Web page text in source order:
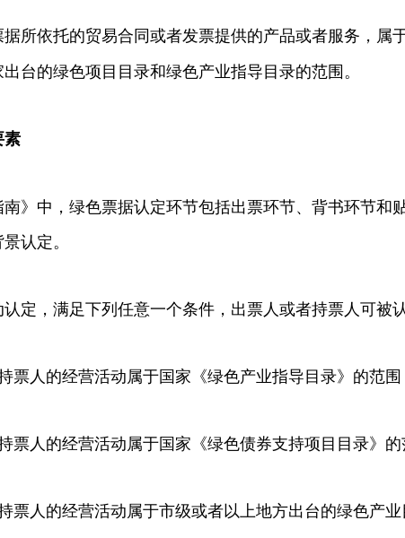
据所依托的贸易合同或者发票提供的产品或者服务，属
台的绿色项目目录和绿色产业指导目录的范围。
素
南》中，绿色票据认定环节包括出票环节、背书环节
认定。
定，满足下列任意一个条件，出票人或者持票人可被
票人的经营活动属于国家《绿色产业指导目录》的范围
票人的经营活动属于国家《绿色债券支持项目目录》的
票人的经营活动属于市级或者以上地方出台的绿色产业